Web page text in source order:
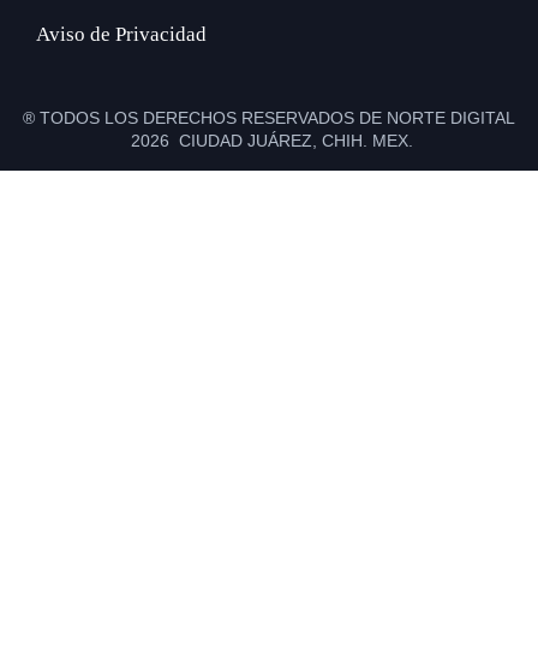
Aviso de Privacidad
® TODOS LOS DERECHOS RESERVADOS DE NORTE DIGITAL
2026 CIUDAD JUÁREZ, CHIH. MEX.